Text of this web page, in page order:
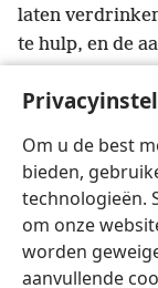
Om u de best
bieden,
technologieën.
om onze
worden
aanvullende
laten
te hulp, en de
werd woedend
nageslacht,
+
houden en de